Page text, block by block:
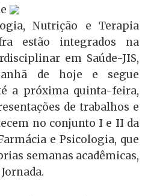
Nutrição e Terapia
estão integrados na
em Saúde-JIS,
de hoje e segue
a próxima quinta-feira,
de trabalhos e
no conjunto I e II da
e Psicologia, que
semanas acadêmicas,